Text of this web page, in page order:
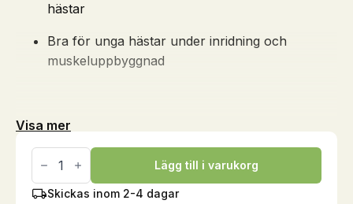
hästar
Bra för unga hästar under inridning och
muskeluppbyggnad
Visa mer
NutriStar,
20
kg
mängd
Lägg till i varukorg
Skickas inom 2-4 dagar